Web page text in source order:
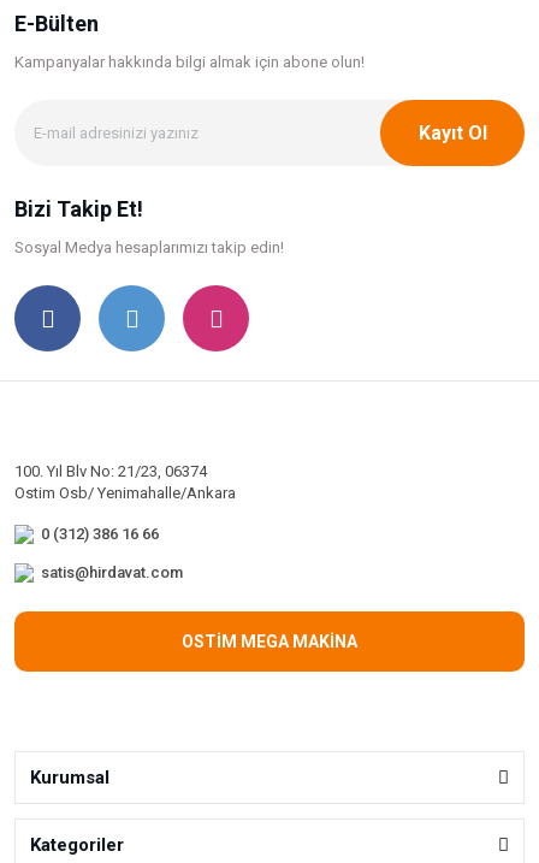
E-Bülten
Kampanyalar hakkında bilgi almak için abone olun!
Kayıt Ol
Bizi Takip Et!
Sosyal Medya hesaplarımızı takip edin!
100. Yıl Blv No: 21/23, 06374
Ostim Osb/ Yenimahalle/Ankara
0 (312) 386 16 66
satis@hirdavat.com
OSTİM MEGA MAKİNA
Kurumsal
Kategoriler